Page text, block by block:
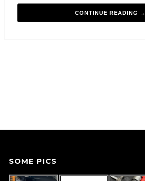
CONTINUE READING →
SOME PICS